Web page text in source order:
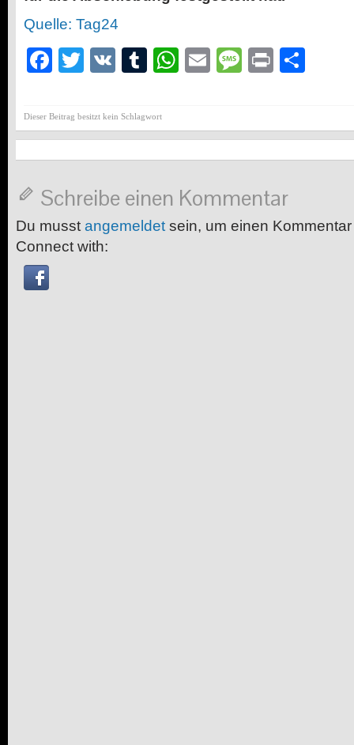
Quelle: Tag24
Facebook
Twitter
VK Tumblr
WhatsApp
EmailMessage
Print
Dieser Beitrag besitzt kein Schlagwort
Schreibe einen Kommentar
Du musst angemeldet sein, um einen
Connect with: